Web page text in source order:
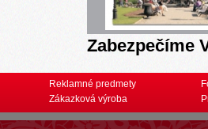
Zabezpečíme
Reklamné predmety
Zákazková výroba